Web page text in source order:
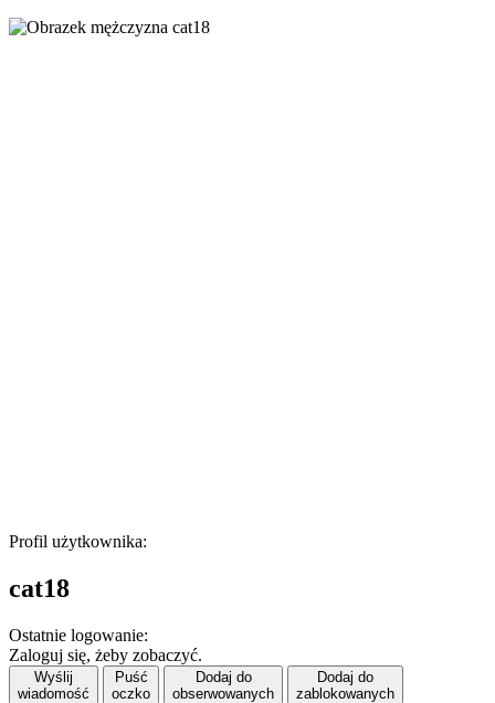
Profil użytkownika:
cat18
Ostatnie logowanie:
Zaloguj się, żeby zobaczyć.
Wyślij
wiadomość
Puść
oczko
Dodaj do
obserwowanych
Dodaj do
zablokowanych